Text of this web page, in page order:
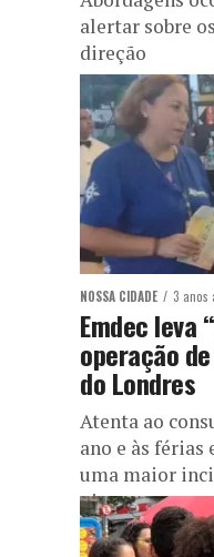
alertar sobre
direção
NOSSA CIDADE 3 anos
Emdec leva
operação
do Londres
Atenta ao
ano e às férias
uma maior
pipas...